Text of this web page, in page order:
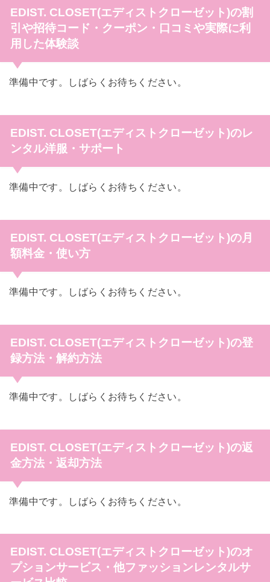
EDIST. CLOSET(エディストクローゼット)の割
引や招待コード・クーポン・口コミや実際に利
用した体験談
準備中です。しばらくお待ちください。
EDIST. CLOSET(エディストクローゼット)のレ
ンタル洋服・サポート
準備中です。しばらくお待ちください。
EDIST. CLOSET(エディストクローゼット)の月
額料金・使い方
準備中です。しばらくお待ちください。
EDIST. CLOSET(エディストクローゼット)の登
録方法・解約方法
準備中です。しばらくお待ちください。
EDIST. CLOSET(エディストクローゼット)の返
金方法・返却方法
準備中です。しばらくお待ちください。
EDIST. CLOSET(エディストクローゼット)のオ
プションサービス・他ファッションレンタルサ